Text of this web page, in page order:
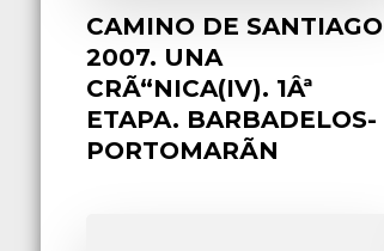
CAMINO DE SANTIAGO
2007. UNA
CRÃ“NICA(IV). 1Âª
ETAPA. BARBADELOS-
PORTOMARÃN